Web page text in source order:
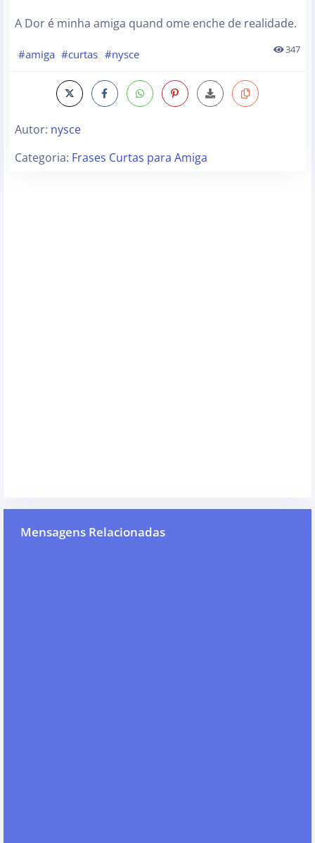
A Dor é minha amiga quand ome enche de realidade.
#amiga #curtas #nysce 347
Autor: nysce
Categoria: Frases Curtas para Amiga
Mensagens Relacionadas